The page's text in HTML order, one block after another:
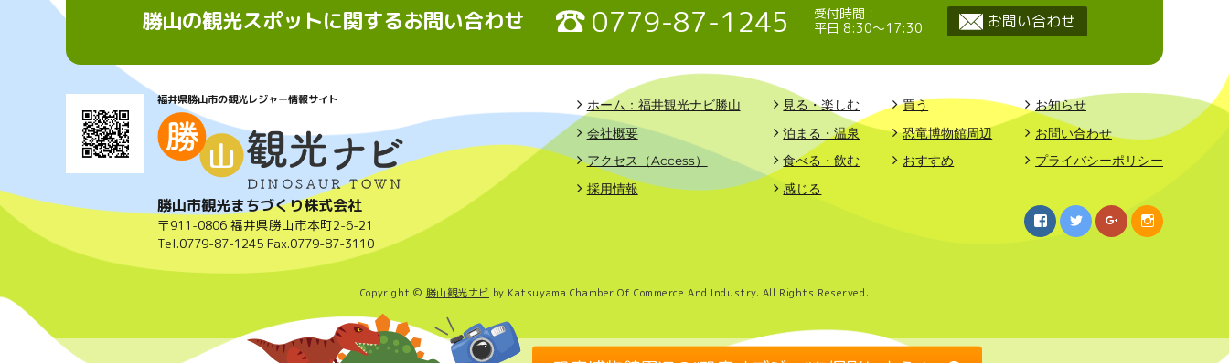
勝山の観光スポットに関するお問い合わせ 0779-87-1245
受付時間：
平日 8:30〜17:30
お問い合わせ
福井県勝山市の観光レジャー情報サイト
勝山市観光まちづくり株式会社
〒911-0806 福井県勝山市本町2-6-21
Tel.0779-87-1245Fax.0779-87-3110
ホーム：福井観光ナビ勝山
会社概要
アクセス（Access）
採用情報
見る・楽しむ
泊まる・温泉
食べる・飲む
感じる
買う
恐竜博物館周辺
おすすめ
お知らせ
お問い合わせ
プライバシーポリシー
FacebookTwitterGoogle+Instagram
Copyright © 勝山観光ナビ by Katsuyama Chamber Of Commerce And Industry. All Rights Reserved.